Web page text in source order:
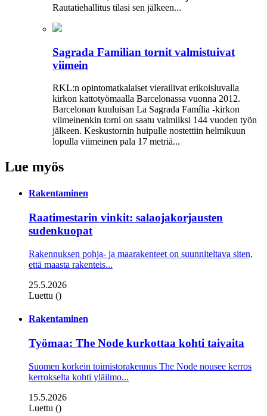
Rautatiehallitus tilasi sen jälkeen...
Sagrada Familian tornit valmistuivat
viimein
RKL:n opintomatkalaiset vierailivat erikoisluvalla
kirkon kattotyömaalla Barcelonassa vuonna 2012.
Barcelonan kuuluisan La Sagrada Família -kirkon
viimeinenkin torni on saatu valmiiksi­ 144 vuoden työn
jälkeen. Keskustornin huipulle nostettiin helmikuun
lopulla viimeinen pala 17 metriä...
Lue myös
Rakentaminen
Raatimestarin vinkit: salaojakorjausten
sudenkuopat
Rakennuksen pohja- ja maarakenteet on suunniteltava siten,
että maasta rakenteis...
25.5.2026
Luettu ()
Rakentaminen
Työmaa: The Node kurkottaa kohti taivaita
Suomen korkein toimistorakennus The Node nousee kerros
kerrokselta kohti yläilmo...
15.5.2026
Luettu ()